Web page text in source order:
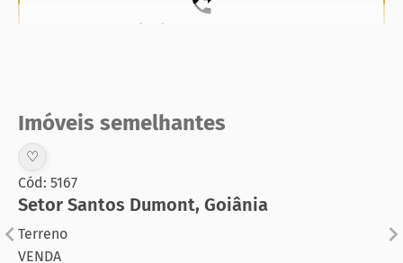
(62) 99831-0020
Imóveis semelhantes
♡
Cód: 5167
Setor Santos Dumont, Goiânia
Terreno
VENDA